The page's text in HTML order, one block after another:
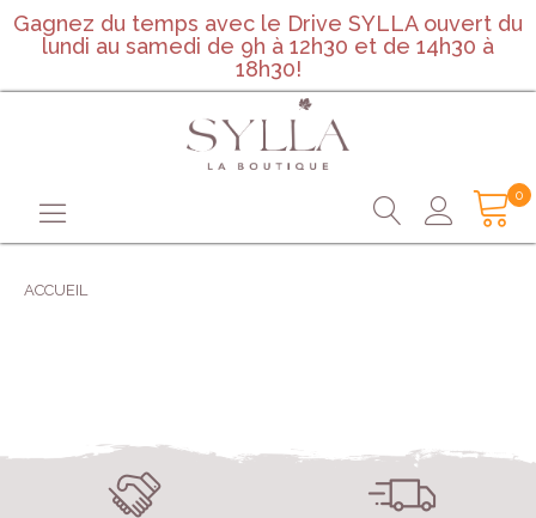
Gagnez du temps avec le Drive SYLLA ouvert du
lundi au samedi de 9h à 12h30 et de 14h30 à
18h30!
0
ACCUEIL